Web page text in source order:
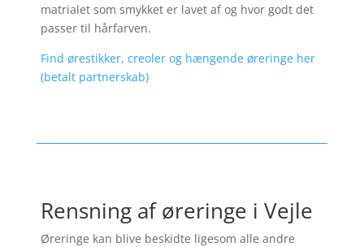
matrialet som smykket er lavet af og hvor godt det
passer til hårfarven.
Find ørestikker, creoler og hængende øreringe her
(betalt partnerskab)
Rensning af øreringe i Vejle
Øreringe kan blive beskidte ligesom alle andre